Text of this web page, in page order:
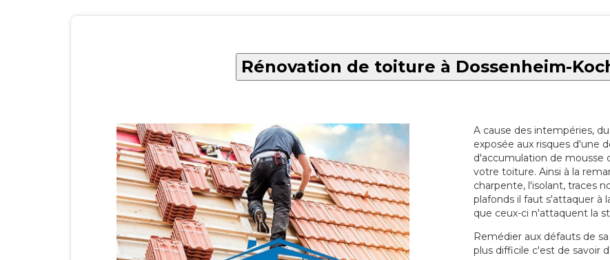
Rénovation de toiture à Dossenheim-
A cause des intempéries,
exposée aux risques d'une
d'accumulation de mousse
votre toiture. Ainsi à la
charpente, l'isolant, traces
plafonds il faut s'attaquer à
que ceux-ci n'attaquent la
Remédier aux défauts de
plus difficile c'est de savoir